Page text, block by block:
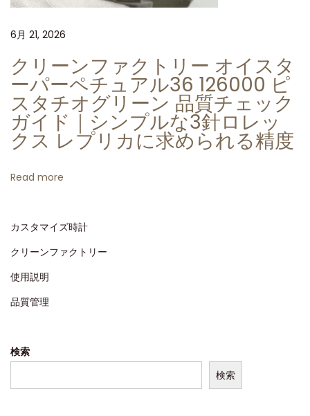
ト
リ
ー
の
余
文
楽
デ
ナ
4
0
味
わ
う
6月 21, 2026
クリーンファクトリー オイスタ
ーパーペチュアル36 126000 ピ
スタチオグリーン 品質チェック
ガイド｜シンプルな3針ロレッ
クス レプリカに求められる精度
Read more
カスタマイズ時計
クリーンファクトリー
使用説明
品質管理
検索
検索